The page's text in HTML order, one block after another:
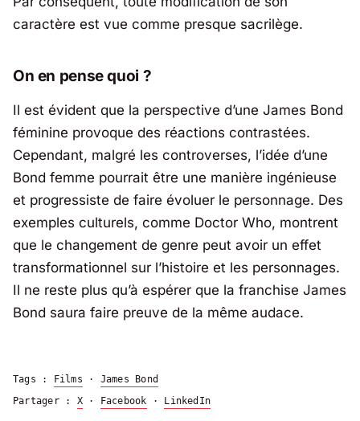
caractère est vue comme presque sacrilège.
On en pense quoi ?
Il est évident que la perspective d’une James Bond
féminine provoque des réactions contrastées.
Cependant, malgré les controverses, l’idée d’une
Bond femme pourrait être une manière ingénieuse
et progressiste de faire évoluer le personnage. Des
exemples culturels, comme Doctor Who, montrent
que le changement de genre peut avoir un effet
transformationnel sur l’histoire et les personnages.
Il ne reste plus qu’à espérer que la franchise James
Bond saura faire preuve de la même audace.
Tags : Films · James Bond
Partager : X· Facebook · LinkedIn